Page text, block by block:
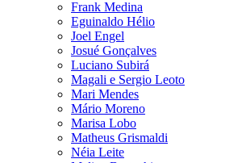
Frank Medina
Eguinaldo Hélio
Joel Engel
Josué Gonçalves
Luciano Subirá
Magali e Sergio Leoto
Mari Mendes
Mário Moreno
Marisa Lobo
Matheus Grismaldi
Néia Leite